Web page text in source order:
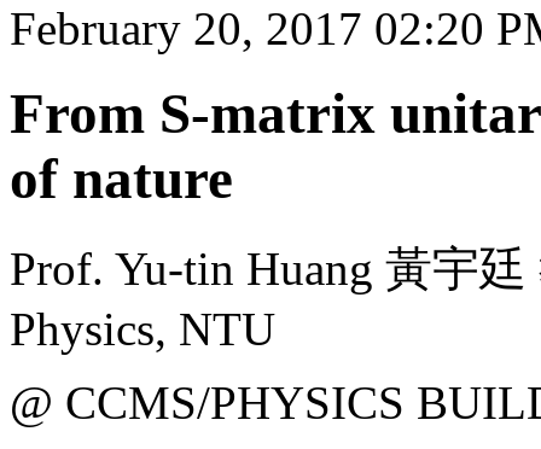
February 20, 2017 02:20
From S-matrix
of nature
Prof. Yu-tin Huang 黃宇
Physics, NTU
@ CCMS/PHYSICS